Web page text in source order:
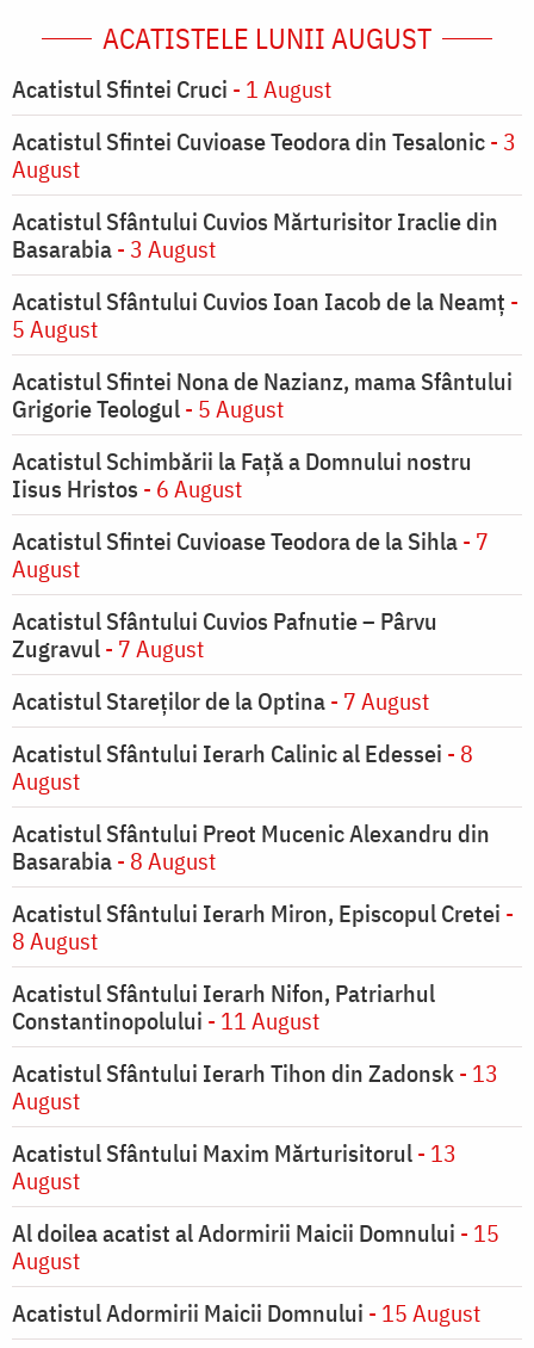
ACATISTELE LUNII AUGUST
Acatistul Sfintei Cruci - 1 August
Acatistul Sfintei Cuvioase Teodora din Tesalonic- 3
August
Acatistul Sfântului Cuvios Mărturisitor Iraclie din
Basarabia- 3 August
Acatistul Sfântului Cuvios Ioan Iacob de la Neamț -
5 August
Acatistul Sfintei Nona de Nazianz, mama Sfântului
Grigorie Teologul- 5 August
Acatistul Schimbării la Faţă a Domnului nostru
Iisus Hristos - 6 August
Acatistul Sfintei Cuvioase Teodora de la Sihla- 7
August
Acatistul Sfântului Cuvios Pafnutie – Pârvu
Zugravul- 7 August
Acatistul Stareţilor de la Optina- 7 August
Acatistul Sfântului Ierarh Calinic al Edessei - 8
August
Acatistul Sfântului Preot Mucenic Alexandru din
Basarabia- 8 August
Acatistul Sfântului Ierarh Miron, Episcopul Cretei -
8 August
Acatistul Sfântului Ierarh Nifon, Patriarhul
Constantinopolului - 11 August
Acatistul Sfântului Ierarh Tihon din Zadonsk- 13
August
Acatistul Sfântului Maxim Mărturisitorul- 13
August
Al doilea acatist al Adormirii Maicii Domnului - 15
August
Acatistul Adormirii Maicii Domnului - 15 August